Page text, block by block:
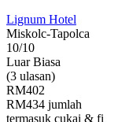
Lignum Hotel
Miskolc-Tapolca
10/10
Luar Biasa
(3 ulasan)
RM402
RM434 jumlah
termasuk cukai & fi